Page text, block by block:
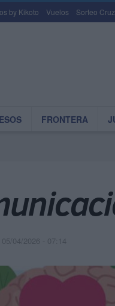
by Kikoto Vuelos Sorteo
FRONTERA
05/04/2026 - 07:14